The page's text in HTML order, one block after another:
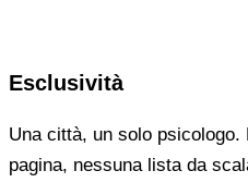
Esclusività
Una città, un solo
pagina, nessuna lista da